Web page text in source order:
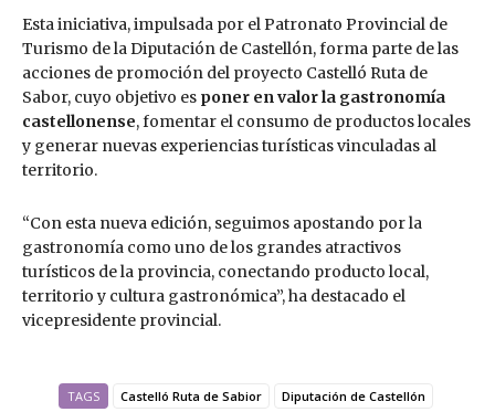
Esta iniciativa, impulsada por el Patronato Provincial de
Turismo de la Diputación de Castellón, forma parte de las
acciones de promoción del proyecto Castelló Ruta de
Sabor, cuyo objetivo es poner en valor la gastronomía
castellonense, fomentar el consumo de productos locales
y generar nuevas experiencias turísticas vinculadas al
territorio.
“Con esta nueva edición, seguimos apostando por la
gastronomía como uno de los grandes atractivos
turísticos de la provincia, conectando producto local,
territorio y cultura gastronómica”, ha destacado el
vicepresidente provincial.
TAGS Castelló Ruta de Sabior
Diputación de Castellón